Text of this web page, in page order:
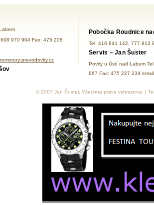
970 904 Fax: 475 208
prevodovky.cz
Pobočka Roudnice
Tel: 416 841 142, 777 813
Servis – Jan Šuster
Povrly u Ústí nad Labem
867 Fax: 475 227 234
© 2007 Jan Šuster, Všechna práva vyhrazena. |